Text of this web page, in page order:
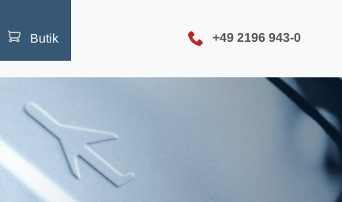
Butik +49 2196 943-0